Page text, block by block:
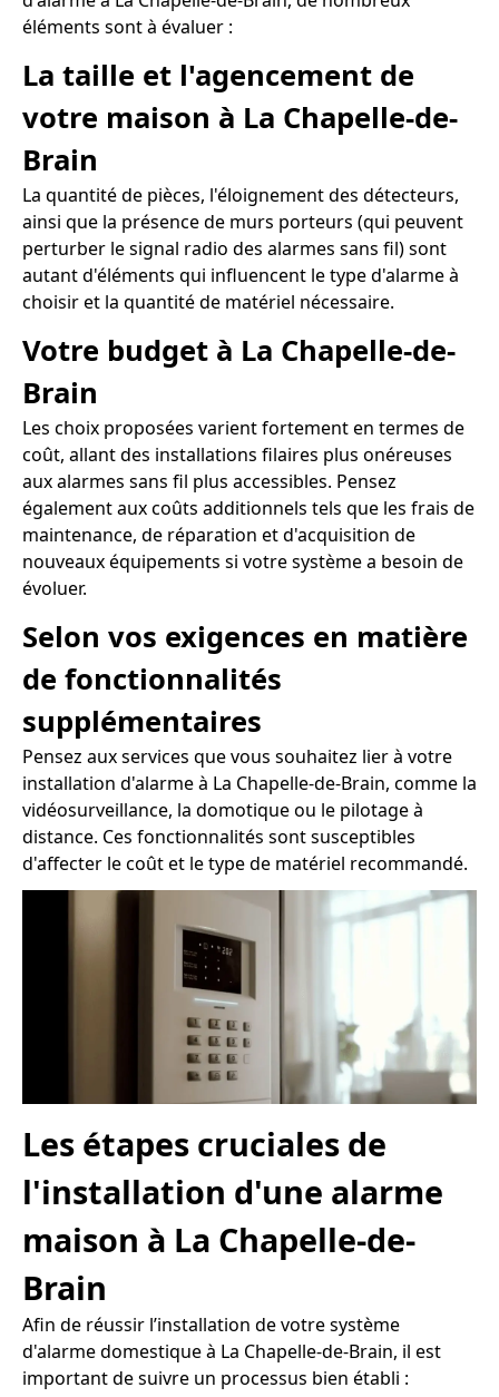
éléments sont à évaluer :
La taille et l'agencement de
votre maison à La Chapelle-de-
Brain
La quantité de pièces, l'éloignement des détecteurs,
ainsi que la présence de murs porteurs (qui peuvent
perturber le signal radio des alarmes sans fil) sont
autant d'éléments qui influencent le type d'alarme à
choisir et la quantité de matériel nécessaire.
Votre budget à La Chapelle-de-
Brain
Les choix proposées varient fortement en termes de
coût, allant des installations filaires plus onéreuses
aux alarmes sans fil plus accessibles. Pensez
également aux coûts additionnels tels que les frais de
maintenance, de réparation et d'acquisition de
nouveaux équipements si votre système a besoin de
évoluer.
Selon vos exigences en matière
de fonctionnalités
supplémentaires
Pensez aux services que vous souhaitez lier à votre
installation d'alarme à La Chapelle-de-Brain, comme la
vidéosurveillance, la domotique ou le pilotage à
distance. Ces fonctionnalités sont susceptibles
d'affecter le coût et le type de matériel recommandé.
Les étapes cruciales de
l'installation d'une alarme
maison à La Chapelle-de-
Brain
Afin de réussir l’installation de votre système
d'alarme domestique à La Chapelle-de-Brain, il est
important de suivre un processus bien établi :